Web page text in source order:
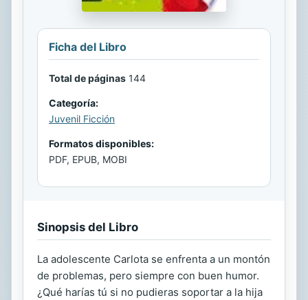
Ficha del Libro
Total de páginas 144
Categoría:
Juvenil Ficción
Formatos disponibles:
PDF, EPUB, MOBI
Sinopsis del Libro
La adolescente Carlota se enfrenta a un montón
de problemas, pero siempre con buen humor.
¿Qué harías tú si no pudieras soportar a la hija